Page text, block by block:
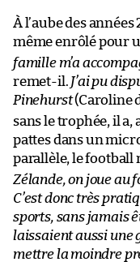
À l’aube des années
même enrôlé pour
famille m’a
remet-il. J’ai pu
Pinehurst(Caroline
sans le trophée, il a,
pattes dans un
parallèle, le football
Zélande, on joue au
C’est donc très
sports, sans jamais
laissaient aussi une
mettre la moindre